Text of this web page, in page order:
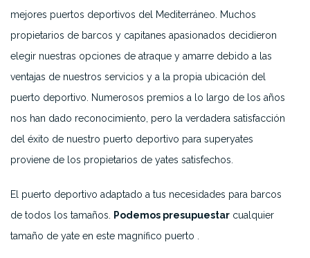
mejores puertos deportivos del Mediterráneo. Muchos
propietarios de barcos y capitanes apasionados decidieron
elegir nuestras opciones de atraque y amarre debido a las
ventajas de nuestros servicios y a la propia ubicación del
puerto deportivo. Numerosos premios a lo largo de los años
nos han dado reconocimiento, pero la verdadera satisfacción
del éxito de nuestro puerto deportivo para superyates
proviene de los propietarios de yates satisfechos.
El puerto deportivo adaptado a tus necesidades para barcos
de todos los tamaños.
Podemos presupuestar cualquier
tamaño de yate en este magnífico puerto .